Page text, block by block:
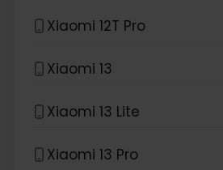
Xiaomi 12T Pro
Xiaomi 13
Xiaomi 13 Lite
Xiaomi 13 Pro